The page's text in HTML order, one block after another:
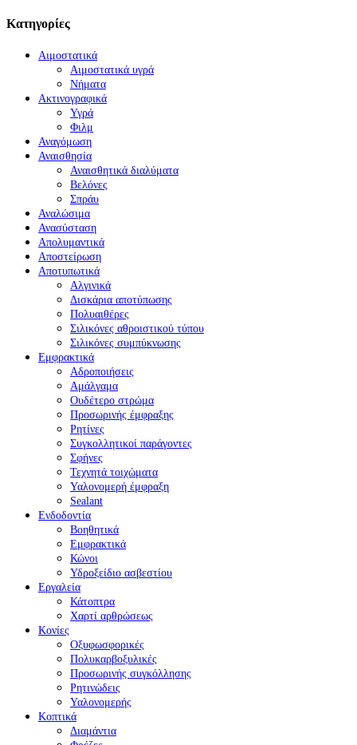
Κατηγορίες
Αιμοστατικά
Αιμοστατικά υγρά
Νήματα
Ακτινογραφικά
Υγρά
Φιλμ
Αναγόμωση
Αναισθησία
Αναισθητικά διαλύματα
Βελόνες
Σπράυ
Αναλώσιμα
Ανασύσταση
Απολυμαντικά
Αποστείρωση
Αποτυπωτικά
Αλγινικά
Δισκάρια αποτύπωσης
Πολυαιθέρες
Σιλικόνες αθροιστικού τύπου
Σιλικόνες συμπύκνωσης
Εμφρακτικά
Αδροποιήσεις
Αμάλγαμα
Ουδέτερο στρώμα
Προσωρινής έμφραξης
Ρητίνες
Συγκολλητικοί παράγοντες
Σφήνες
Τεχνητά τοιχώματα
Υαλονομερή έμφραξη
Sealant
Ενδοδοντία
Βοηθητικά
Εμφρακτικά
Κώνοι
Υδροξείδιο ασβεστίου
Εργαλεία
Κάτοπτρα
Χαρτί αρθρώσεως
Κονίες
Οξυφωσφορικές
Πολυκαρβοξυλικές
Προσωρινής συγκόλλησης
Ρητινώδεις
Υαλονομερής
Κοπτικά
Διαμάντια